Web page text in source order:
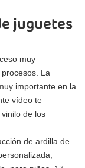
juguetes
muy
La
importante en la
vídeo te
de los